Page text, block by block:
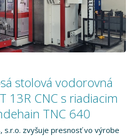
stolová vodorovná
13R CNC s riadiacim
TNC 640
s.r.o. zvyšuje presnosť vo výrobe